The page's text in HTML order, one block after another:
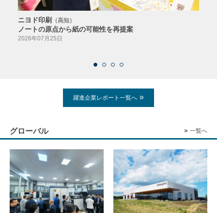
ニヨド印刷 （高知）
ノートの原点から紙の可能性を再提案
2026年07月25日
躍進企業レポート一覧へ
グローバル 一覧へ